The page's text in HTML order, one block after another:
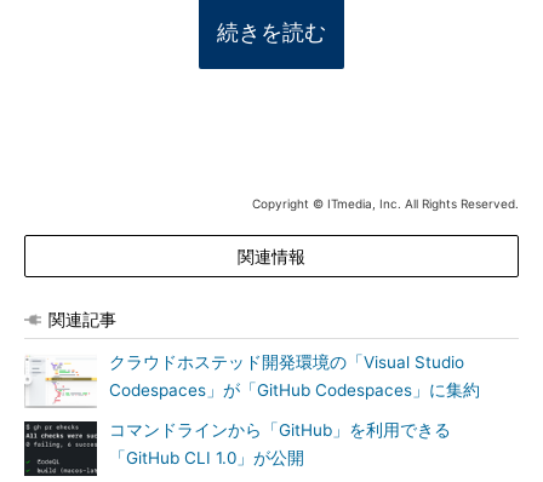
続きを読む
Copyright © ITmedia, Inc. All Rights Reserved.
関連情報
関連記事
クラウドホステッド開発環境の「Visual Studio
Codespaces」が「GitHub Codespaces」に集約
コマンドラインから「GitHub」を利用できる
「GitHub CLI 1.0」が公開